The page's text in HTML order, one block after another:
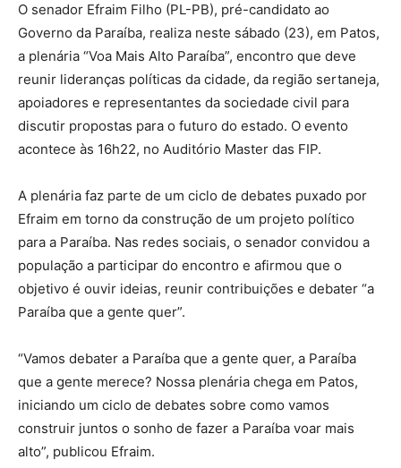
O senador Efraim Filho (PL-PB), pré-candidato ao
Governo da Paraíba, realiza neste sábado (23), em Patos,
a plenária “Voa Mais Alto Paraíba”, encontro que deve
reunir lideranças políticas da cidade, da região sertaneja,
apoiadores e representantes da sociedade civil para
discutir propostas para o futuro do estado. O evento
acontece às 16h22, no Auditório Master das FIP.
A plenária faz parte de um ciclo de debates puxado por
Efraim em torno da construção de um projeto político
para a Paraíba. Nas redes sociais, o senador convidou a
população a participar do encontro e afirmou que o
objetivo é ouvir ideias, reunir contribuições e debater “a
Paraíba que a gente quer”.
“Vamos debater a Paraíba que a gente quer, a Paraíba
que a gente merece? Nossa plenária chega em Patos,
iniciando um ciclo de debates sobre como vamos
construir juntos o sonho de fazer a Paraíba voar mais
alto”, publicou Efraim.